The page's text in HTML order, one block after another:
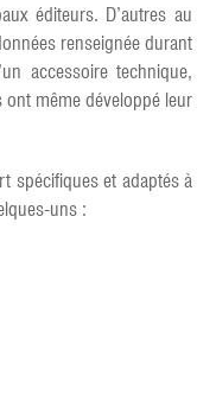
éditeurs. D’autres au
renseignée durant
accessoire technique,
même développé leur
spécifiques et adaptés à
uns :